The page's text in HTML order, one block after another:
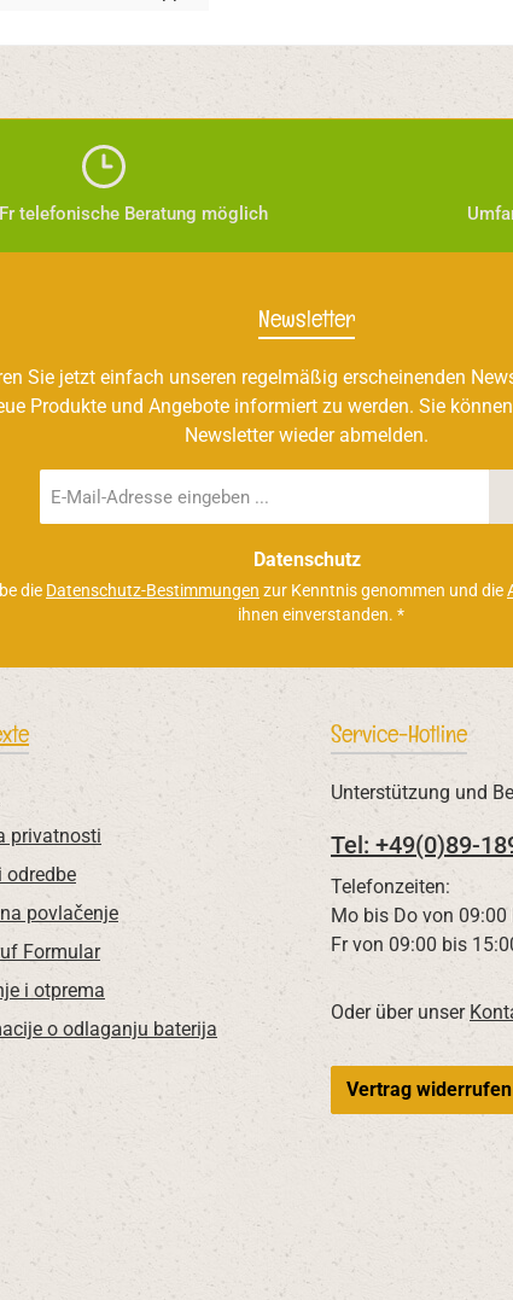
telefonische Beratung möglich
Newsletter
Sie jetzt einfach unseren regelmäßig erscheinenden
Produkte und Angebote informiert zu werden. Sie
Newsletter wieder abmelden.
Mail-
Datenschutz
die Datenschutz-Bestimmungen zur Kenntnis genommen und die
ihnen einverstanden. *
privatnosti
odredbe
povlačenje
Formular
i otprema
o odlaganju baterija
Service-Hotline
Unterstützung und
Tel: +49(0)89-
Telefonzeiten:
Mo bis Do von 09:00
Fr von 09:00 bis
Oder über unser
Vertrag widerrufen